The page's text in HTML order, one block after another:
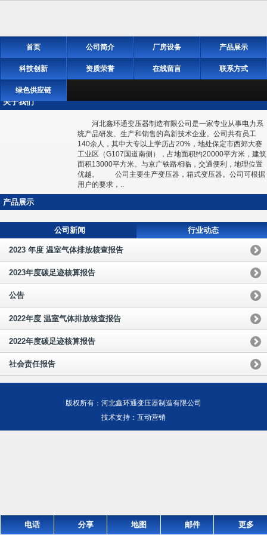
首页 公司简介 厂房设备 产品展示
科技创新 资质荣誉 在线留言 联系方式
绿色供应链
关于我们
河北鑫环通变压器制造有限公司是一家专业从事电力系
统产品研发、生产和销售的高新技术企业。公司共有员工
140余人，其中大专以上学历占20%，地处保定市西郊大赛
工业区（G107国道南侧），占地面积约20000平方米，建筑
面积13000平方米。与京广铁路相临，交通便利，地理位置
优越。 公司主要生产变压器，箱式变压器。公司可根据
用户的要求，..
产品展示
公司新闻 行业动态
2023 年度 温室气体排放核查报告
2023年度碳足迹核算报告
公告
2022年度 温室气体排放核查报告
2022年度碳足迹核算报告
社会责任报告
版权所有：河北鑫环通变压器制造有限公司
技术支持：互动营销
电话 分享 地图 邮件 更多